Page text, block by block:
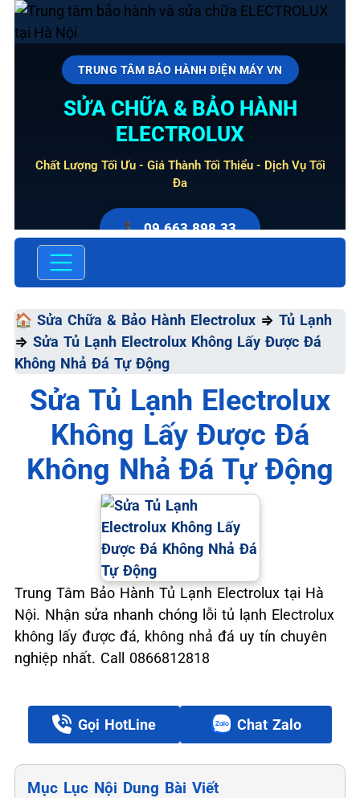
TRUNG TÂM BẢO HÀNH ĐIỆN MÁY VN
SỬA CHỮA & BẢO HÀNH
ELECTROLUX
Chất Lượng Tối Ưu - Giá Thành Tối Thiểu - Dịch Vụ Tối
Đa
📞 09.663.898.33
🏠 Sửa Chữa & Bảo Hành Electrolux ⇒ Tủ Lạnh
⇒ Sửa Tủ Lạnh Electrolux Không Lấy Được Đá
Không Nhả Đá Tự Động
Sửa Tủ Lạnh Electrolux
Không Lấy Được Đá
Không Nhả Đá Tự Động
Trung Tâm Bảo Hành Tủ Lạnh Electrolux tại Hà
Nội. Nhận sửa nhanh chóng lỗi tủ lạnh Electrolux
không lấy được đá, không nhả đá uy tín chuyên
nghiệp nhất. Call 0866812818
Gọi HotLine Chat Zalo
Mục Lục Nội Dung Bài Viết